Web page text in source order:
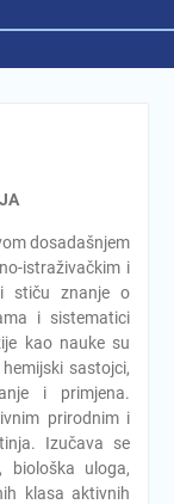
dosadašnjem
istraživačkim i
stiču znanje o
i sistematici
kao nauke su
sastojci,
i primjena.
prirodnim i
Izučava se
biološka uloga,
klasa aktivnih